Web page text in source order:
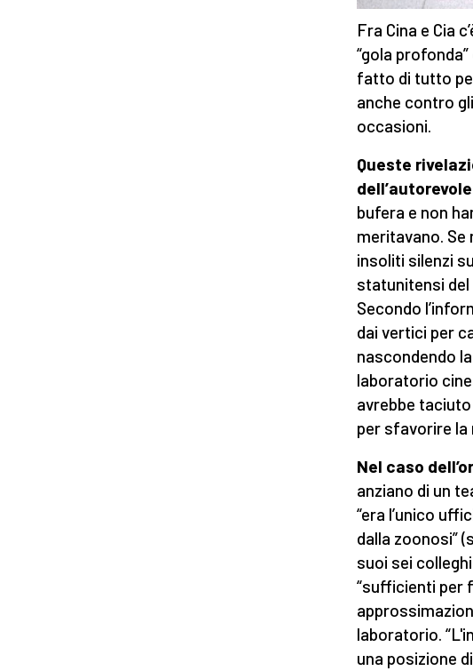
Fra Cina e Cia
“gola
fatto di tutto
anche contro
occasioni.
Queste
dell’autorevole
bufera e non
meritavano. Se
insoliti silenzi
statunitensi del
Secondo
dai vertici per
nascondendo
laboratorio
avrebbe
per sfavorire la
Nel caso
anziano di un
“era l’unico
dalla zoonosi”
suoi sei
“sufficienti per
laboratorio.
una posizione